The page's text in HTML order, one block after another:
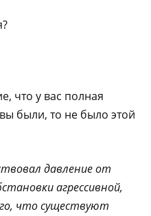
что у вас полная
были, то не было этой
давление от
агрессивной,
что существуют